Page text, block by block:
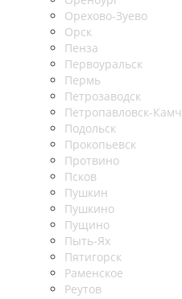
Орехово-Зуево
Орск
Пенза
Первоуральск
Пермь
Петрозаводск
Петропавловск-
Подольск
Прокопьевск
Протвино
Псков
Пушкин
Пушкино
Пущино
Пыть-Ях
Пятигорск
Раменское
Реутов